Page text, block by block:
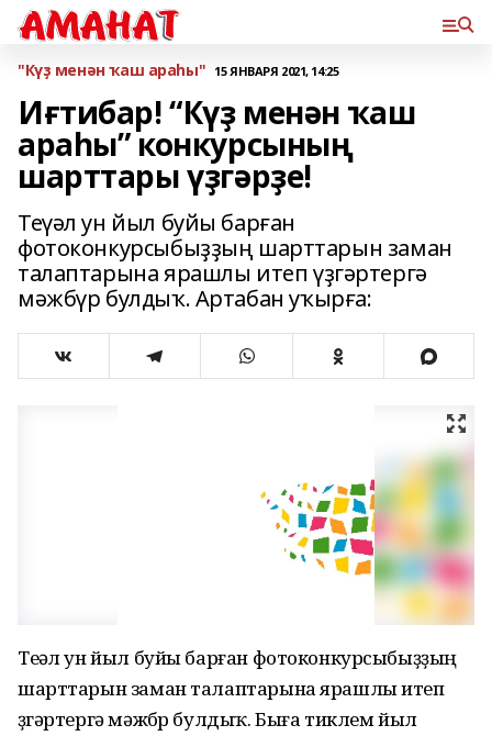
"Күҙ менән ҡаш араһы" 15 ЯНВАРЯ 2021, 14:25
Иғтибар! “Күҙ менән ҡаш
араһы” конкурсының
шарттары үҙгәрҙе!
Теүәл ун йыл буйы барған
фотоконкурсыбыҙҙың шарттарын заман
талаптарына ярашлы итеп үҙгәртергә
мәжбүр булдыҡ. Артабан уҡырға:
Теүәл ун йыл буйы барған фотоконкурсыбыҙҙың
шарттарын заман талаптарына ярашлы итеп
үҙгәртергә мәжбүр булдыҡ. Быға тиклем йыл